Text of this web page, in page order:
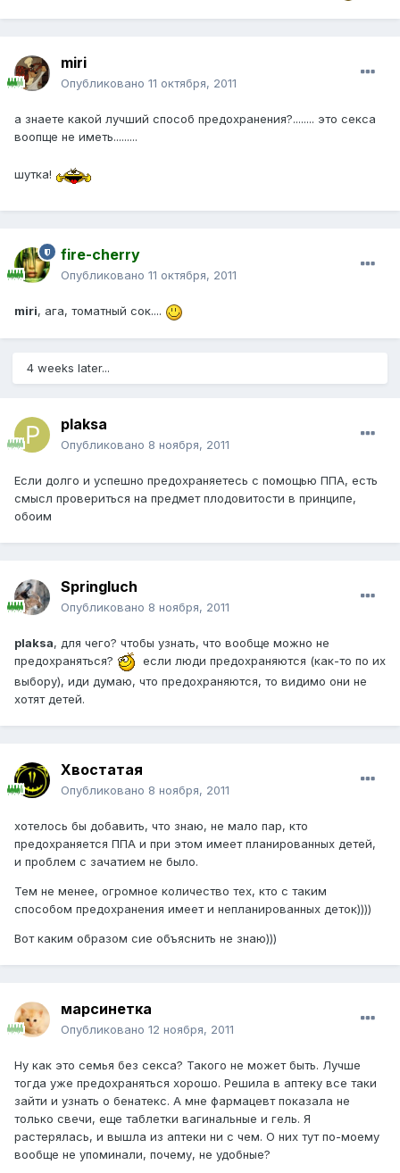
miri
Опубликовано 11 октября, 2011
а знаете какой лучший способ предохранения?........ это секса
воопще не иметь.........
шутка!
fire-cherry
Опубликовано 11 октября, 2011
miri, ага, томатный сок....
4 weeks later...
plaksa
Опубликовано 8 ноября, 2011
Если долго и успешно предохраняетесь с помощью ППА, есть
смысл провериться на предмет плодовитости в принципе,
обоим
Springluch
Опубликовано 8 ноября, 2011
plaksa, для чего? чтобы узнать, что вообще можно не
предохраняться?
если люди предохраняются (как-то по их
выбору), иди думаю, что предохраняются, то видимо они не
хотят детей.
Хвостатая
Опубликовано 8 ноября, 2011
хотелось бы добавить, что знаю, не мало пар, кто
предохраняется ППА и при этом имеет планированных детей,
и проблем с зачатием не было.
Тем не менее, огромное количество тех, кто с таким
способом предохранения имеет и непланированных деток))))
Вот каким образом сие объяснить не знаю)))
марсинетка
Опубликовано 12 ноября, 2011
Ну как это семья без секса? Такого не может быть. Лучше
тогда уже предохраняться хорошо. Решила в аптеку все таки
зайти и узнать о бенатекс. А мне фармацевт показала не
только свечи, еще таблетки вагинальные и гель. Я
растерялась, и вышла из аптеки ни с чем. О них тут по-моему
вообще не упоминали, почему, не удобные?